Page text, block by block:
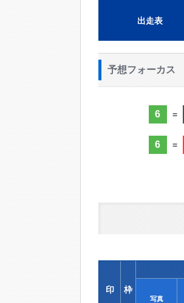
出走表
予想フォーカス
6 =
6 =
印 枠
写真